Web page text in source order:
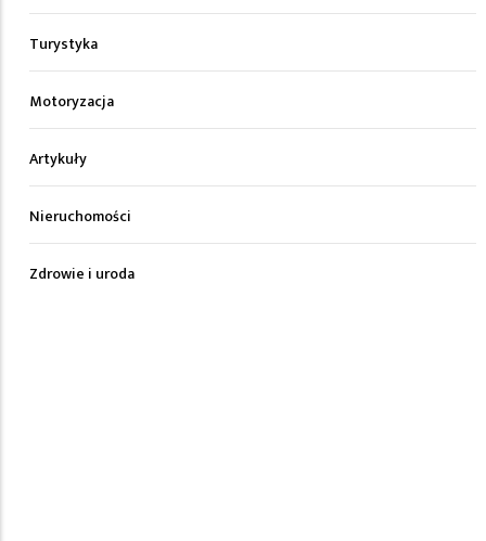
Turystyka
Motoryzacja
Artykuły
Nieruchomości
Zdrowie i uroda